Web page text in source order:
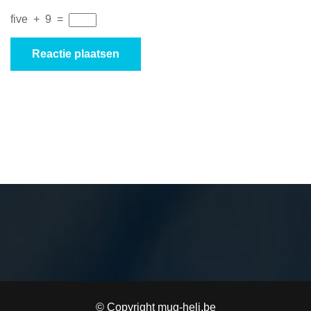
five + 9 =
© Copyright mug-heli.be